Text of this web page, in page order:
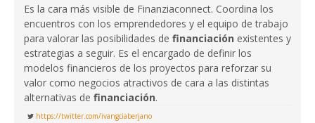
Es la cara más visible de Finanziaconnect. Coordina los
encuentros con los emprendedores y el equipo de trabajo
para valorar las posibilidades de financiación existentes y
estrategias a seguir. Es el encargado de definir los
modelos financieros de los proyectos para reforzar su
valor como negocios atractivos de cara a las distintas
alternativas de financiación.
https://twitter.com/ivangciaberjano